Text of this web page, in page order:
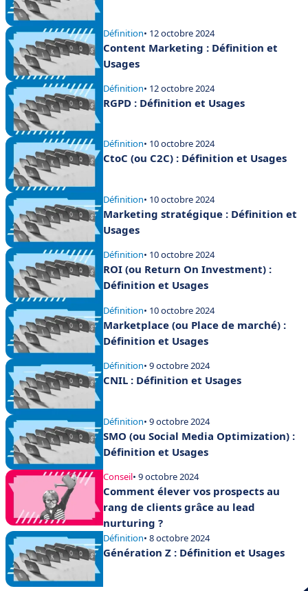
Définition• 12 octobre 2024
Content Marketing : Définition et
Usages
Définition• 12 octobre 2024
RGPD : Définition et Usages
Définition• 10 octobre 2024
CtoC (ou C2C) : Définition et Usages
Définition• 10 octobre 2024
Marketing stratégique : Définition et
Usages
Définition• 10 octobre 2024
ROI (ou Return On Investment) :
Définition et Usages
Définition• 10 octobre 2024
Marketplace (ou Place de marché) :
Définition et Usages
Définition• 9 octobre 2024
CNIL : Définition et Usages
Définition• 9 octobre 2024
SMO (ou Social Media Optimization) :
Définition et Usages
Conseil• 9 octobre 2024
Comment élever vos prospects au
rang de clients grâce au lead
nurturing ?
Définition• 8 octobre 2024
Génération Z : Définition et Usages